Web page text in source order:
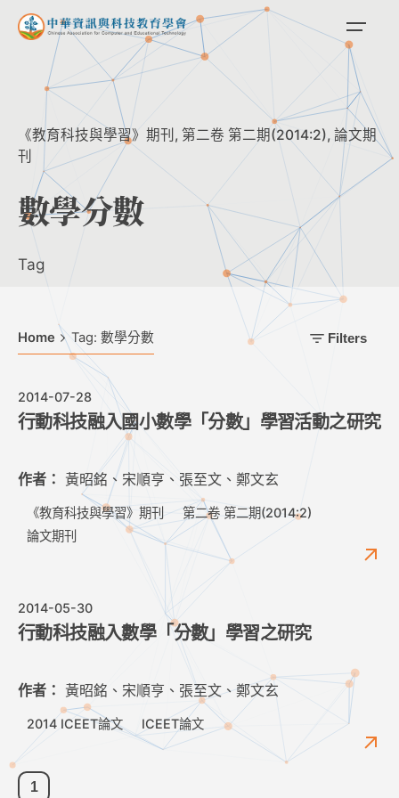
Skip
content
《教育科技與學習》期刊 第二卷 第二期(2014:2) 論文期
刊
數學分數
Tag
Home Tag: 數學分數 Filters
2014-07-28
行動科技融入國小數學「分數」學習活動之研究
作者： 黃昭銘、宋順亨、張至文、鄭文玄
《教育科技與學習》期刊
第二卷 第二期(2014:2)
論文期刊
2014-05-30
行動科技融入數學「分數」學習之研究
作者： 黃昭銘、宋順亨、張至文、鄭文玄
2014 ICEET論文 ICEET論文
1